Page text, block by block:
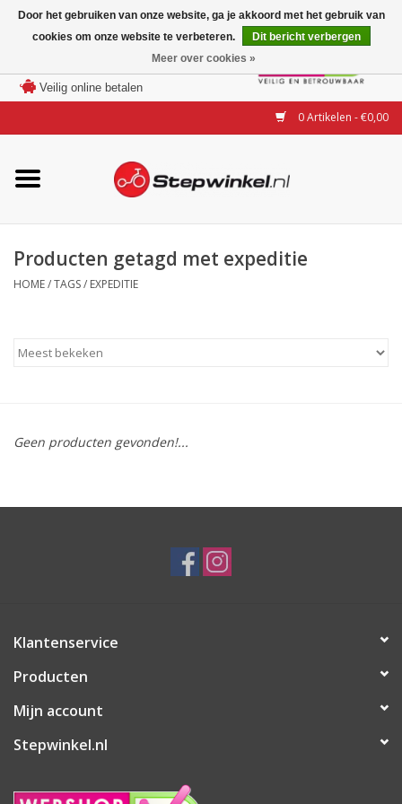
Veilig online betalen
0 Artikelen - €0,00
Merken
Modellen
Accessoires
Steps huren of uitproberen
Producten getagd met expeditie
HOME/TAGS/ EXPEDITIE
Geen producten gevonden!...
Klantenservice
Producten
Mijn account
Stepwinkel.nl
Door het gebruiken van onze website, ga je akkoord met het gebruik van
cookies om onze website te verbeteren.
Dit bericht verbergen
Meer over cookies »